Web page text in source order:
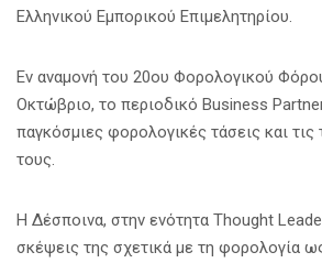
Ελληνικού Εμπορικού Επιμελητηρίου.
Εν αναμονή του 20ου Φορολογικού
Οκτώβριο, το περιοδικό Business
παγκόσμιες φορολογικές τάσεις και
τους.
Η Δέσποινα, στην ενότητα Thought
σκέψεις της σχετικά με τη φορολογία